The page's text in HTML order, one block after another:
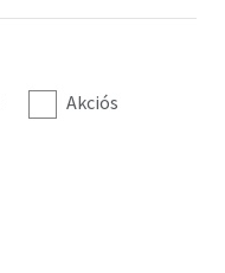
Akciós